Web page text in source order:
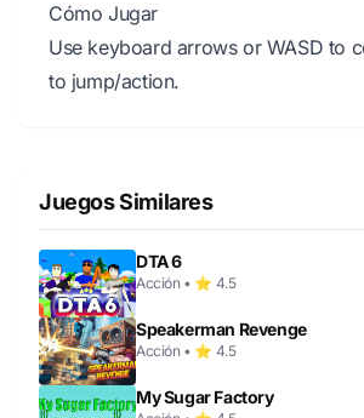
Cómo Jugar
Use keyboard arrows or WASD to
to jump/action.
Juegos Similares
DTA 6
Acción • ⭐ 4.5
Speakerman Revenge
Acción • ⭐ 4.5
My Sugar Factory